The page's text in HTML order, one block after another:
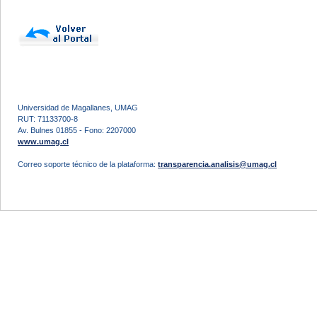
Universidad de Magallanes, UMAG
RUT: 71133700-8
Av. Bulnes 01855 - Fono: 2207000
www.umag.cl
Correo soporte técnico de la plataforma: transparencia.analisis@umag.cl